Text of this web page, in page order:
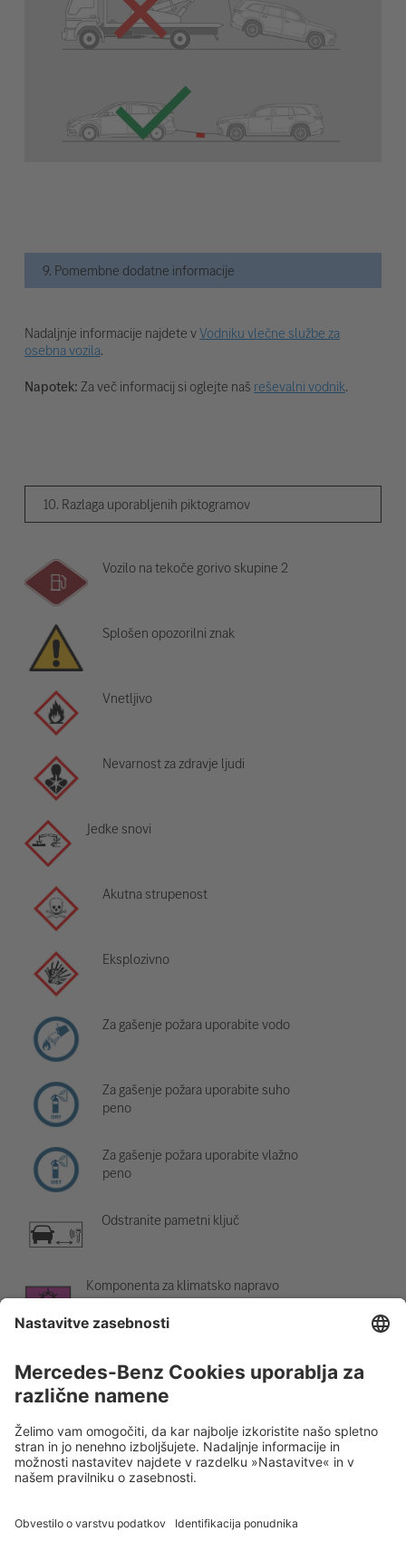
9. Pomembne dodatne informacije
Nadaljnje informacije najdete vVodniku vlečne službe za
osebna vozila.
Napotek:Za več informacij si oglejte naš reševalni vodnik.
10. Razlaga uporabljenih piktogramov
Vozilo na tekoče gorivo skupine 2
Splošen opozorilni znak
Vnetljivo
Nevarnost za zdravje ljudi
Jedke snovi
Akutna strupenost
Eksplozivno
Za gašenje požara uporabite vodo
Za gašenje požara uporabite suho
peno
Za gašenje požara uporabite vlažno
peno
Odstranite pametni ključ
Komponenta za klimatsko napravo